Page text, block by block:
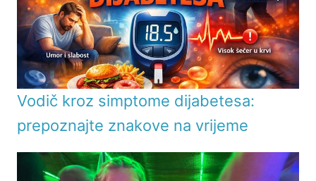
Vodič kroz simptome dijabetesa:
prepoznajte znakove na vrijeme